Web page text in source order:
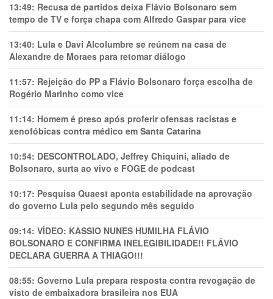
13:49: Recusa de partidos deixa Flávio Bolsonaro sem
tempo de TV e força chapa com Alfredo Gaspar para vice
13:40: Lula e Davi Alcolumbre se reúnem na casa de
Alexandre de Moraes para retomar diálogo
11:57: Rejeição do PP a Flávio Bolsonaro força escolha de
Rogério Marinho como vice
11:14: Homem é preso após proferir ofensas racistas e
xenofóbicas contra médico em Santa Catarina
10:54: DESCONTROLADO, Jeffrey Chiquini, aliado de
Bolsonaro, surta ao vivo e FOGE de podcast
10:17: Pesquisa Quaest aponta estabilidade na aprovação
do governo Lula pelo segundo mês seguido
09:14: VÍDEO: KASSIO NUNES HUMlLHA FLÁVIO
BOLSONARO E CONFIRMA INELEGIBILIDADE!! FLÁVIO
DECLARA GUERRA A THIAGO!!!
08:55: Governo Lula prepara resposta contra revogação de
visto de embaixadora brasileira nos EUA